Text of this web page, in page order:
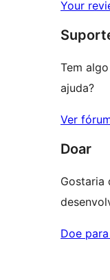
Your
Tem
ajuda?
Ver
Doar
Gostaria
Doe